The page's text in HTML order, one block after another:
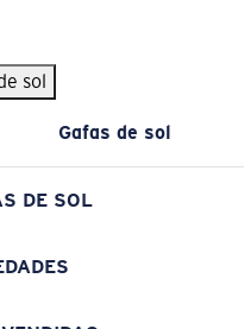
sol
Gafas de sol
DE SOL
Exclusivo